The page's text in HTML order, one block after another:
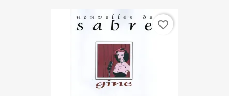
favorite_border